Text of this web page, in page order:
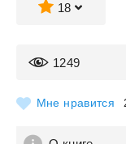
18
1249
Мне нравится